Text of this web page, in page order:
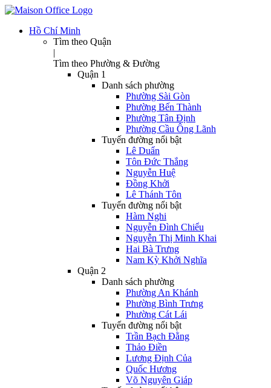
Hồ Chí Minh
Tìm theo Quận
|
Tìm theo Phường & Đường
Quận 1
Danh sách phường
Phường Sài Gòn
Phường Bến Thành
Phường Tân Định
Phường Cầu Ông Lãnh
Tuyến đường nổi bật
Lê Duẩn
Tôn Đức Thắng
Nguyễn Huệ
Đồng Khởi
Lê Thánh Tôn
Tuyến đường nổi bật
Hàm Nghi
Nguyễn Đình Chiểu
Nguyễn Thị Minh Khai
Hai Bà Trưng
Nam Kỳ Khởi Nghĩa
Quận 2
Danh sách phường
Phường An Khánh
Phường Bình Trưng
Phường Cát Lái
Tuyến đường nổi bật
Trần Bạch Đằng
Thảo Điền
Lương Định Của
Quốc Hương
Võ Nguyên Giáp